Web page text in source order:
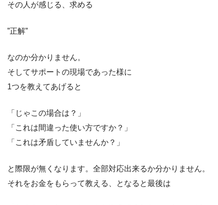
その人が感じる、求める
”正解”
なのか分かりません。
そしてサポートの現場であった様に
1つを教えてあげると
「じゃこの場合は？」
「これは間違った使い方ですか？」
「これは矛盾していませんか？」
と際限が無くなります。全部対応出来るか分かりません。
それをお金をもらって教える、となると最後は